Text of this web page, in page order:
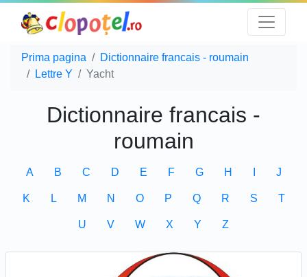
Prima pagina
Dictionnaire francais - roumain
Lettre Y
Yacht
Dictionnaire francais -
roumain
A B C D E F G H J
K L M N O P Q R S T
U V W X Y Z